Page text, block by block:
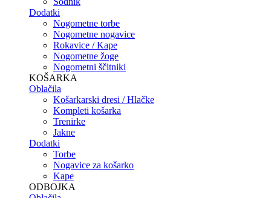
Dodatki
Nogometne torbe
Nogometne nogavice
Rokavice / Kape
Nogometne žoge
Nogometni ščitniki
KOŠARKA
Oblačila
Košarkarski dresi / Hlačke
Kompleti košarka
Trenirke
Jakne
Dodatki
Torbe
Nogavice za košarko
Kape
ODBOJKA